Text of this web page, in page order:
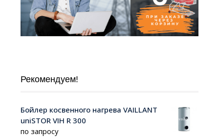
Рекомендуем!
Бойлер косвенного нагрева VAILLANT
uniSTOR VIH R 300
по запросу